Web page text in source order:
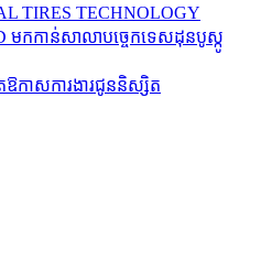
TIRES TECHNOLOGY
មកកាន់សាលាបច្ចេកទេសដុនបូស្កូ
ឱកាសការងារជូននិស្សិត